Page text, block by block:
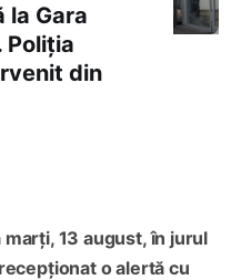
la Gara
Poliția
din
marți, 13 august, în jurul
o alertă cu